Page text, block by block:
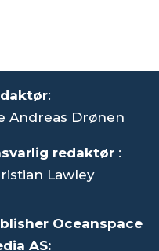
:
Andreas Drønen
redaktør :
Lawley
Oceanspace
AS: